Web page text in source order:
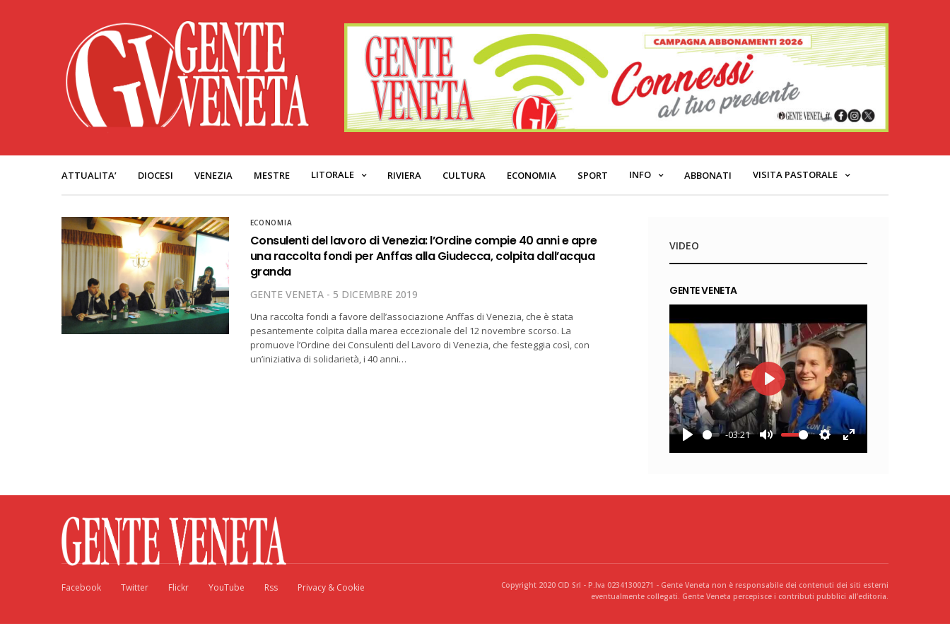
ATTUALITA’ DIOCESI VENEZIA MESTRE LITORALE RIVIERA CULTURA ECONOMIA SPORT INFO ABBONATI VISITA PASTORALE
ECONOMIA
Consulenti del lavoro di Venezia: l’Ordine compie 40 anni e apre
una raccolta fondi per Anffas alla Giudecca, colpita dall’acqua
granda
GENTE VENETA 5 DICEMBRE 2019
Una raccolta fondi a favore dell’associazione Anffas di Venezia, che è stata
pesantemente colpita dalla marea eccezionale del 12 novembre scorso. La
promuove l’Ordine dei Consulenti del Lavoro di Venezia, che festeggia così, con
un’iniziativa di solidarietà, i 40 anni…
VIDEO
GENTE VENETA
-03:21
Play
Facebook Twitter Flickr YouTube Rss Privacy & Cookie
Copyright 2020 CID Srl - P.Iva 02341300271 - Gente Veneta non è responsabile dei contenuti dei siti esterni
eventualmente collegati. Gente Veneta percepisce i contributi pubblici all’editoria.